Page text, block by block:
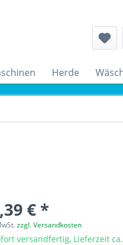
Herde
€ *
zzgl. Versandkosten
versandfertig, Lieferzeit